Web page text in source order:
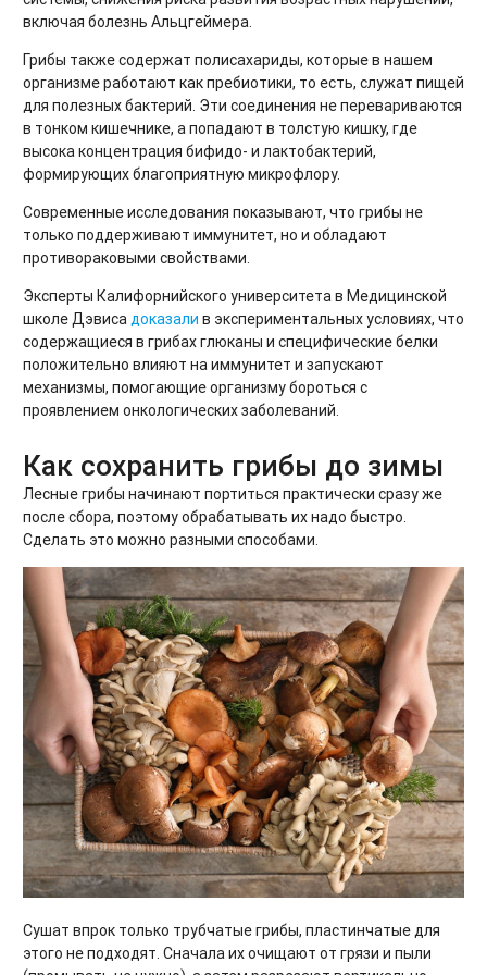
включая болезнь Альцгеймера.
Грибы также содержат полисахариды, которые в нашем
организме работают как пребиотики, то есть, служат пищей
для полезных бактерий. Эти соединения не перевариваются
в тонком кишечнике, а попадают в толстую кишку, где
высока концентрация бифидо- и лактобактерий,
формирующих благоприятную микрофлору.
Современные исследования показывают, что грибы не
только поддерживают иммунитет, но и обладают
противораковыми свойствами.
Эксперты Калифорнийского университета в Медицинской
школе Дэвисадоказали в экспериментальных условиях, что
содержащиеся в грибах глюканы и специфические белки
положительно влияют на иммунитет и запускают
механизмы, помогающие организму бороться с
проявлением онкологических заболеваний.
Как сохранить грибы до зимы
Лесные грибы начинают портиться практически сразу же
после сбора, поэтому обрабатывать их надо быстро.
Сделать это можно разными способами.
Сушат впрок только трубчатые грибы, пластинчатые для
этого не подходят. Сначала их очищают от грязи и пыли